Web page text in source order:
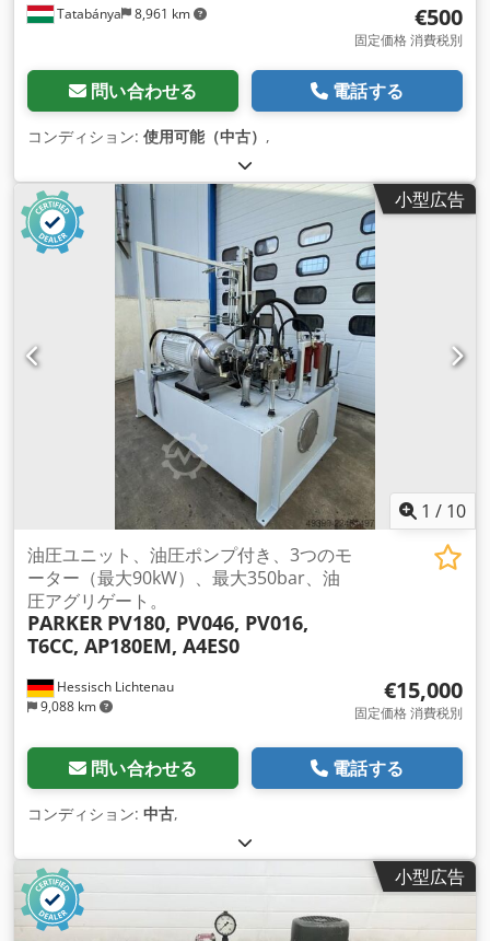
Tatabánya 8,961 km €500
固定価格 消費税別
問い合わせる 電話する
コンディション: 使用可能（中古） ,
小型広告
1 / 10
Hessisch Lichtenau
9,088 km
油圧ユニット、油圧ポンプ付き、3つのモ
ーター（最大90kW）、最大350bar、油
圧アグリゲート。
PARKER PV180, PV046, PV016,
T6CC, AP180EM, A4ES0
€15,000
固定価格 消費税別
問い合わせる 電話する
コンディション: 中古,
小型広告